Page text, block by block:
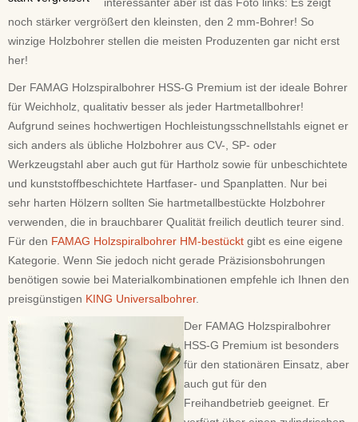
noch stärker vergrößert den kleinsten, den 2 mm-Bohrer! So
winzige Holzbohrer stellen die meisten Produzenten gar nicht erst
her!
Der FAMAG Holzspiralbohrer HSS-G Premium ist der ideale Bohrer
für Weichholz, qualitativ besser als jeder Hartmetallbohrer!
Aufgrund seines hochwertigen Hochleistungsschnellstahls eignet er
sich anders als übliche Holzbohrer aus CV-, SP- oder
Werkzeugstahl aber auch gut für Hartholz sowie für unbeschichtete
und kunststoffbeschichtete Hartfaser- und Spanplatten. Nur bei
sehr harten Hölzern sollten Sie hartmetallbestückte Holzbohrer
verwenden, die in brauchbarer Qualität freilich deutlich teurer sind.
Für den FAMAG Holzspiralbohrer HM-bestückt gibt es eine eigene
Kategorie. Wenn Sie jedoch nicht gerade Präzisionsbohrungen
benötigen sowie bei Materialkombinationen empfehle ich Ihnen den
preisgünstigen KING Universalbohrer.
Der FAMAG Holzspiralbohrer
HSS-G Premium ist besonders
für den stationären Einsatz, aber
auch gut für den
Freihandbetrieb geeignet. Er